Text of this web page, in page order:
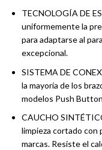
TECNOLOGÍA DE
uniformemente la
para adaptarse al
excepcional.
SISTEMA DE
la mayoría de los
modelos Push
CAUCHO
limpieza cortado con
marcas. Resiste el